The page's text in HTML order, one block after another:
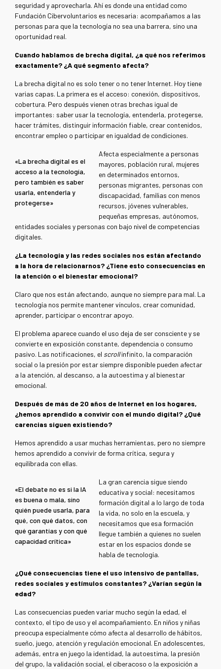
seguridad y aprovecharla. Ahí es donde una entidad como
Fundación Cibervoluntarios es necesaria: acompañamos a las
personas para que la tecnología no sea una barrera, sino una
oportunidad real.
Cuando hablamos de brecha digital, ¿a qué nos referimos
exactamente? ¿A qué segmento afecta?
La brecha digital no es solo tener o no tener Internet. Hoy tiene
varias capas. La primera es el acceso: conexión, dispositivos,
cobertura. Pero después vienen otras brechas igual de
importantes: saber usar la tecnología, entenderla, protegerse,
hacer trámites, distinguir información fiable, crear contenidos,
encontrar empleo o participar en igualdad de condiciones.
«La brecha digital es el
acceso a la tecnología,
pero también es saber
usarla, entenderla y
protegerse»
Afecta especialmente a personas
mayores, población rural, mujeres
en determinados entornos,
personas migrantes, personas con
discapacidad, familias con menos
recursos, jóvenes vulnerables,
pequeñas empresas, autónomos,
entidades sociales y personas con bajo nivel de competencias
digitales.
¿La tecnología y las redes sociales nos están afectando
a la hora de relacionarnos? ¿Tiene esto consecuencias en
la atención o el bienestar emocional?
Claro que nos están afectando, aunque no siempre para mal. La
tecnología nos permite mantener vínculos, crear comunidad,
aprender, participar o encontrar apoyo.
El problema aparece cuando el uso deja de ser consciente y se
convierte en exposición constante, dependencia o consumo
pasivo. Las notificaciones, el scrollinfinito, la comparación
social o la presión por estar siempre disponible pueden afectar
a la atención, al descanso, a la autoestima y al bienestar
emocional.
Después de más de 20 años de Internet en los hogares,
¿hemos aprendido a convivir con el mundo digital? ¿Qué
carencias siguen existiendo?
Hemos aprendido a usar muchas herramientas, pero no siempre
hemos aprendido a convivir de forma crítica, segura y
equilibrada con ellas.
«El debate no es si la IA
es buena o mala, sino
quién puede usarla, para
qué, con qué datos, con
qué garantías y con qué
capacidad crítica»
La gran carencia sigue siendo
educativa y social: necesitamos
formación digital a lo largo de toda
la vida, no solo en la escuela, y
necesitamos que esa formación
llegue también a quienes no suelen
estar en los espacios donde se
habla de tecnología.
¿Qué consecuencias tiene el uso intensivo de pantallas,
redes sociales y estímulos constantes? ¿Varían según la
edad?
Las consecuencias pueden variar mucho según la edad, el
contexto, el tipo de uso y el acompañamiento. En niños y niñas
preocupa especialmente cómo afecta al desarrollo de hábitos,
sueño, juego, atención y regulación emocional. En adolescentes,
además, entra en juego la identidad, la autoestima, la presión
del grupo, la validación social, el ciberacoso o la exposición a